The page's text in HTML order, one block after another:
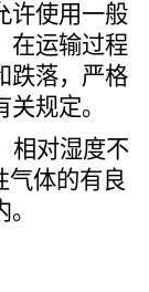
许使用一般
在运输过程
跌落，严格
规定。
相对湿度不
气体的有良